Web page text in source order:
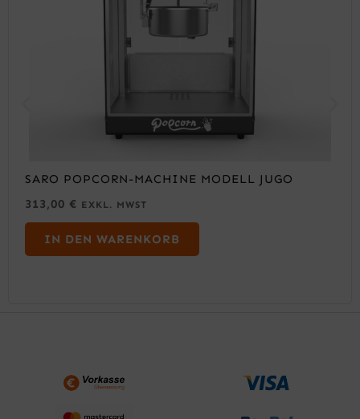
SARO POPCORN-MACHINE MODELL JUGO
313,00 € EXKL. MWST
IN DEN WARENKORB